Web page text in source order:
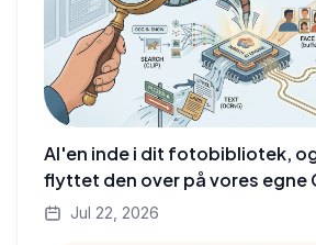
AI'en inde i dit fotobibliotek,
flyttet den over på vores egne
Jul 22, 2026